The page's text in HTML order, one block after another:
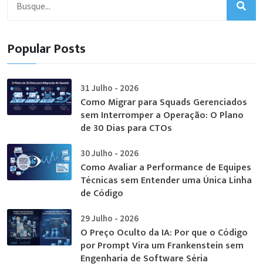
Popular Posts
31 Julho - 2026
Como Migrar para Squads Gerenciados
sem Interromper a Operação: O Plano
de 30 Dias para CTOs
30 Julho - 2026
Como Avaliar a Performance de Equipes
Técnicas sem Entender uma Única Linha
de Código
29 Julho - 2026
O Preço Oculto da IA: Por que o Código
por Prompt Vira um Frankenstein sem
Engenharia de Software Séria